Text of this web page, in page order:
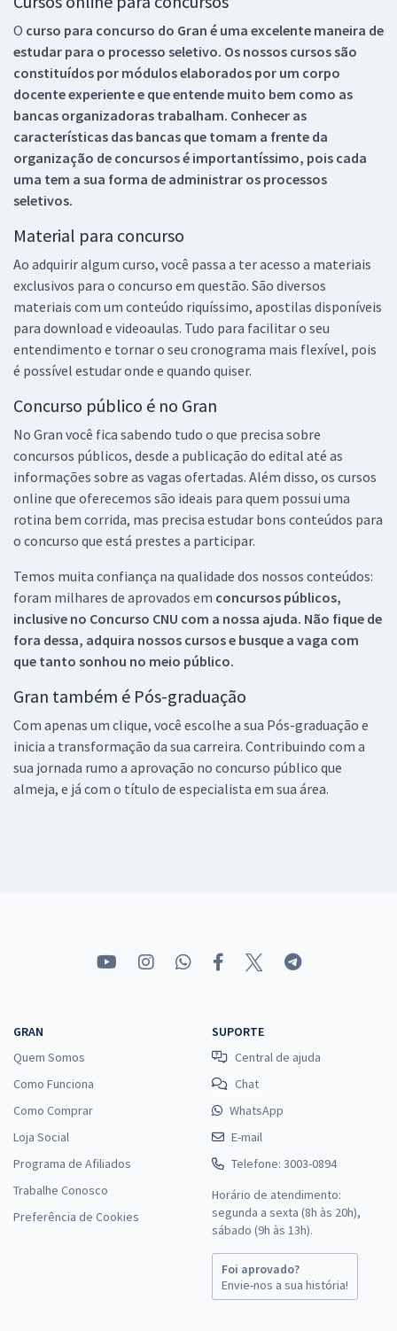
O curso para concurso do Gran é uma excelente maneira de
estudar para o processo seletivo. Os nossos cursos são
constituídos por módulos elaborados por um corpo
docente experiente e que entende muito bem como as
bancas organizadoras trabalham. Conhecer as
características das bancas que tomam a frente da
organização de concursos é importantíssimo, pois cada
uma tem a sua forma de administrar os processos
seletivos.
Material para concurso
Ao adquirir algum curso, você passa a ter acesso a materiais
exclusivos para o concurso em questão. São diversos
materiais com um conteúdo riquíssimo, apostilas disponíveis
para download e videoaulas. Tudo para facilitar o seu
entendimento e tornar o seu cronograma mais flexível, pois
é possível estudar onde e quando quiser.
Concurso público é no Gran
No Gran você fica sabendo tudo o que precisa sobre
concursos públicos, desde a publicação do edital até as
informações sobre as vagas ofertadas. Além disso, os cursos
online que oferecemos são ideais para quem possui uma
rotina bem corrida, mas precisa estudar bons conteúdos para
o concurso que está prestes a participar.
Temos muita confiança na qualidade dos nossos conteúdos:
foram milhares de aprovados em concursos públicos,
inclusive no Concurso CNU com a nossa ajuda. Não fique de
fora dessa, adquira nossos cursos e busque a vaga com
que tanto sonhou no meio público.
Gran também é Pós-graduação
Com apenas um clique, você escolhe a sua Pós-graduação e
inicia a transformação da sua carreira. Contribuindo com a
sua jornada rumo a aprovação no concurso público que
almeja, e já com o título de especialista em sua área.
GRAN
Quem Somos
Como Funciona
Como Comprar
Loja Social
Programa de Afiliados
Trabalhe Conosco
Preferência de Cookies
SUPORTE
Central de ajuda
Chat
WhatsApp
E-mail
Telefone: 3003-0894
Horário de atendimento:
segunda a sexta (8h às 20h),
sábado (9h às 13h).
Foi aprovado?
Envie-nos a sua história!